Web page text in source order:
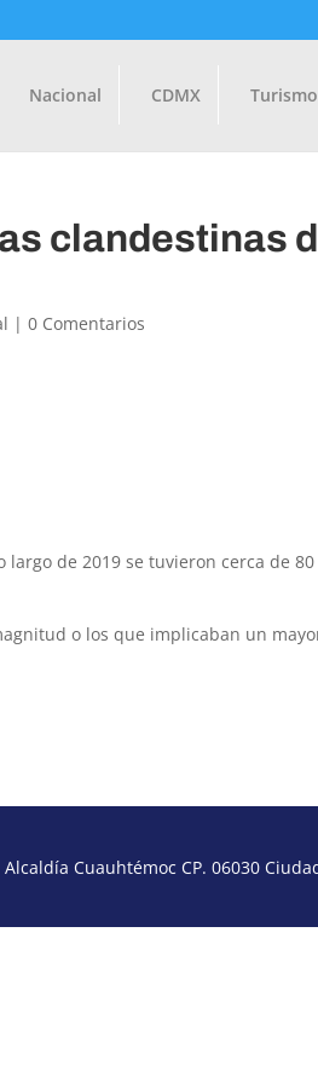
Nacional CDMX Turismo
clandestinas
|0 Comentarios
de 2019 se tuvieron cerca de
o los que implicaban un
Cuauhtémoc CP. 06030